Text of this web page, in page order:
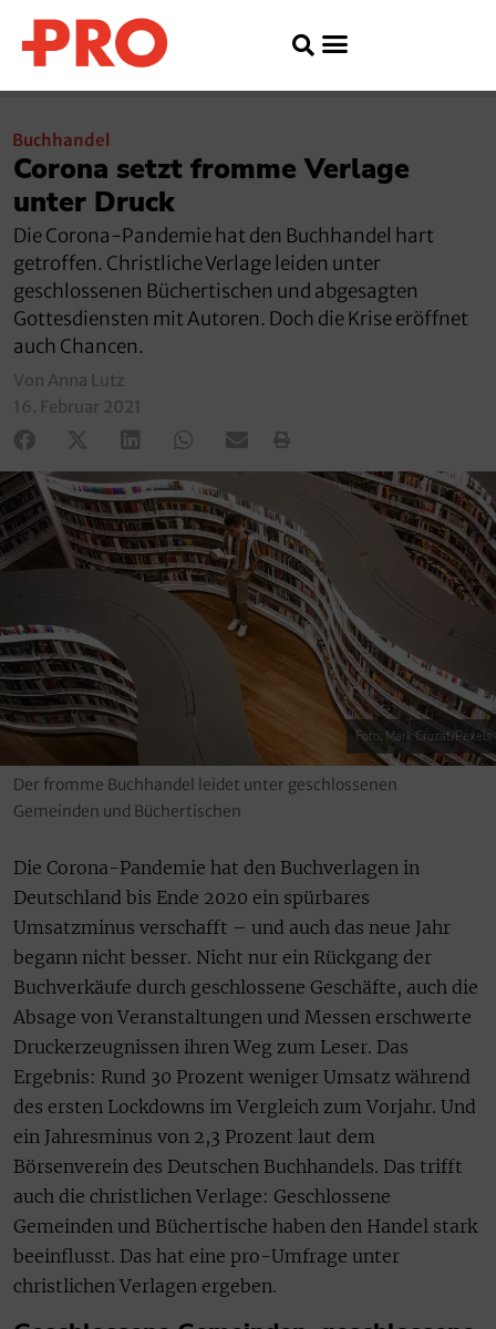
Buchhandel
Corona setzt fromme Verlage
unter Druck
Die Corona-Pandemie hat den Buchhandel hart
getroffen. Christliche Verlage leiden unter
geschlossenen Büchertischen und abgesagten
Gottesdiensten mit Autoren. Doch die Krise eröffnet
auch Chancen.
Von Anna Lutz
16. Februar 2021
Foto: Mark Cruzat/Pexels
Der fromme Buchhandel leidet unter geschlossenen
Gemeinden und Büchertischen
Die Corona-Pandemie hat den Buchverlagen in
Deutschland bis Ende 2020 ein spürbares
Umsatzminus verschafft – und auch das neue Jahr
begann nicht besser. Nicht nur ein Rückgang der
Buchverkäufe durch geschlossene Geschäfte, auch die
Absage von Veranstaltungen und Messen erschwerte
Druckerzeugnissen ihren Weg zum Leser. Das
Ergebnis: Rund 30 Prozent weniger Umsatz während
des ersten Lockdowns im Vergleich zum Vorjahr. Und
ein Jahresminus von 2,3 Prozent laut dem
Börsenverein des Deutschen Buchhandels. Das trifft
auch die christlichen Verlage: Geschlossene
Gemeinden und Büchertische haben den Handel stark
beeinflusst. Das hat eine pro-Umfrage unter
christlichen Verlagen ergeben.